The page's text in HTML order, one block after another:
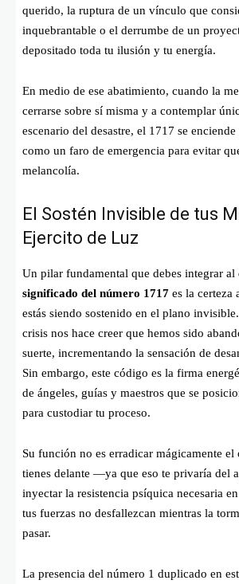
querido, la ruptura de un vínculo que
inquebrantable o el derrumbe de un
depositado toda tu ilusión y tu energía.
En medio de ese abatimiento, cuando la
cerrarse sobre sí misma y a contemplar
escenario del desastre, el 1717 se
como un faro de emergencia para evitar
melancolía.
El Sostén Invisible de tus
Ejercito de Luz
Un pilar fundamental que debes integrar al
significado del número 1717 es la certeza
estás siendo sostenido en el plano
crisis nos hace creer que hemos sido
suerte, incrementando la sensación de
Sin embargo, este código es la firma
de ángeles, guías y maestros que se
para custodiar tu proceso.
Su función no es erradicar mágicamente el
tienes delante —ya que eso te privaría del
inyectar la resistencia psíquica necesaria
tus fuerzas no desfallezcan mientras la
pasar.
La presencia del número 1 duplicado en